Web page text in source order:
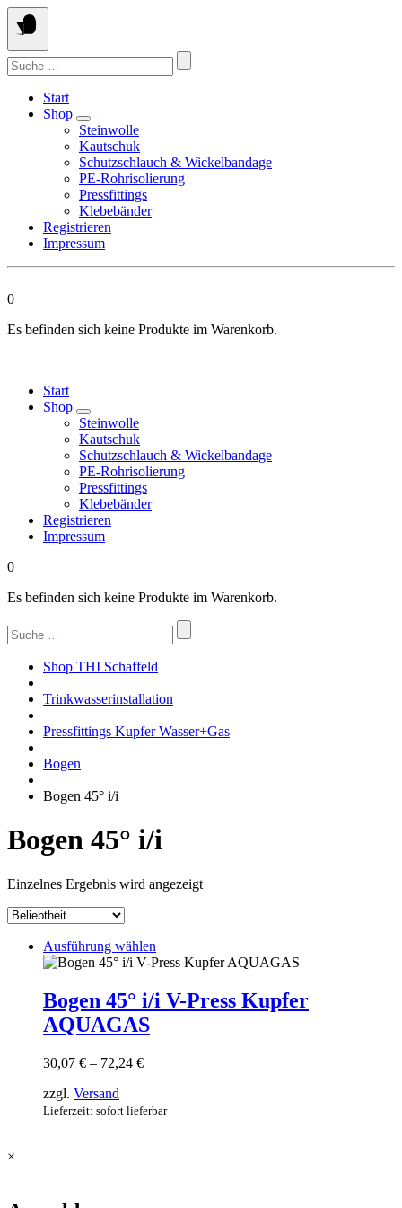
Springen
Sie
zum
Inhalt
Suchen
nach:
Start
Shop
Steinwolle
Kautschuk
Schutzschlauch & Wickelbandage
PE-Rohrisolierung
Pressfittings
Klebebänder
Registrieren
Impressum
0
Es befinden sich keine Produkte im Warenkorb.
Start
Shop
Steinwolle
Kautschuk
Schutzschlauch & Wickelbandage
PE-Rohrisolierung
Pressfittings
Klebebänder
Registrieren
Impressum
0
Es befinden sich keine Produkte im Warenkorb.
Suchen
nach:
Shop THI Schaffeld
Trinkwasserinstallation
Pressfittings Kupfer Wasser+Gas
Bogen
Bogen 45° i/i
Bogen 45° i/i
Einzelnes Ergebnis wird angezeigt
Ausführung wählen
Produkt
mehrere
Varianten
der
Bogen 45° i/i V-Press Kupfer
AQUAGAS
30,07 € – 72,24 €Preisspanne:
72,24 €
zzgl. Versand
Lieferzeit: sofort lieferbar
×